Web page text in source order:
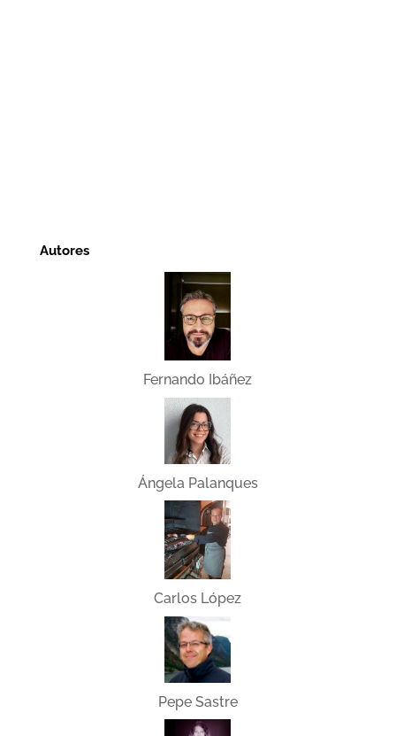
Autores
Fernando Ibáñez
Ángela Palanques
Carlos López
Pepe Sastre